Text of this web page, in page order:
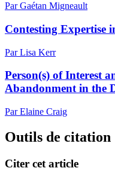
Par Gaétan Migneault
Contesting Expertise
Par Lisa Kerr
Person(s) of Interest
Abandonment in the
Par Elaine Craig
Outils de citation
Citer cet article